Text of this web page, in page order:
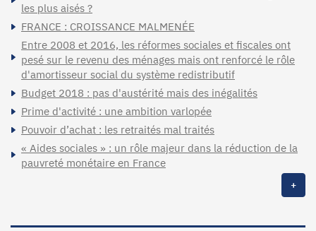
les plus aisés ?
FRANCE : CROISSANCE MALMENÉE
Entre 2008 et 2016, les réformes sociales et fiscales ont
pesé sur le revenu des ménages mais ont renforcé le rôle
d'amortisseur social du système redistributif
Budget 2018 : pas d'austérité mais des inégalités
Prime d'activité : une ambition varlopée
Pouvoir d’achat : les retraités mal traités
« Aides sociales » : un rôle majeur dans la réduction de la
pauvreté monétaire en France
+